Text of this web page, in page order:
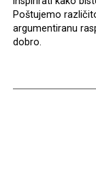
Poštujemo
argumentiranu
dobro.